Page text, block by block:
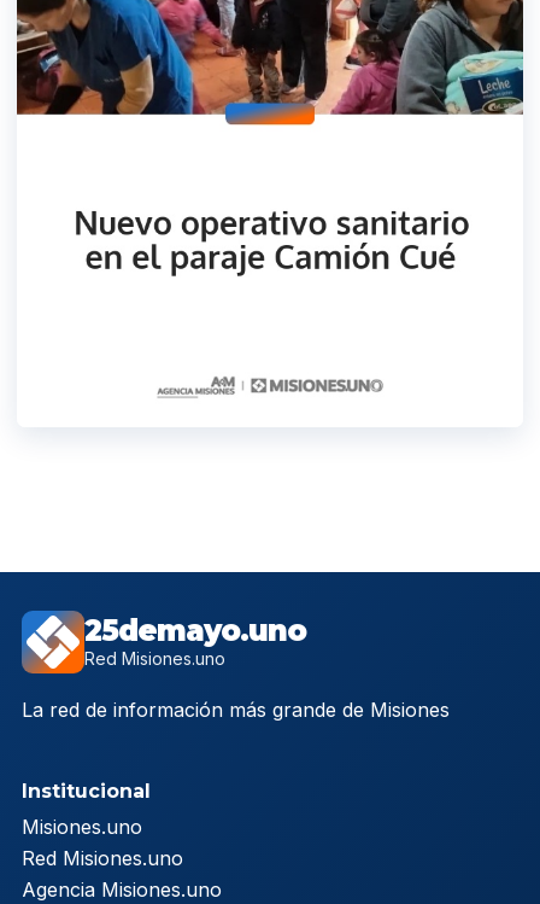
25demayo.uno
Red Misiones.uno
La red de información más grande de Misiones
Institucional
Misiones.uno
Red Misiones.uno
Agencia Misiones.uno